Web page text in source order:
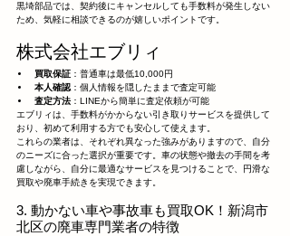
黒埼部品では、契約後にキャンセルしても手数料が発生しない
ため、気軽に相談できるのが嬉しいポイントです。
株式会社エブリィ
買取保証 ：普通車は最低10,000円
本人確認：個人情報を隠したままで査定可能
査定方法 ：LINEから簡単に査定依頼が可能
エブリィは、手数料がかからない引き取りサービスを提供して
おり、初めて利用する方でも安心して使えます。
これらの業者は、それぞれ異なった強みがありますので、自分
のニーズに合った選択が重要です。車の状態や撤去の手間を考
慮しながら、自分に最適なサービスを見つけることで、円滑な
買取や廃車手続きを実現できます。
3. 動かない車や事故車も買取OK！新潟市
北区の廃車専門業者の特徴